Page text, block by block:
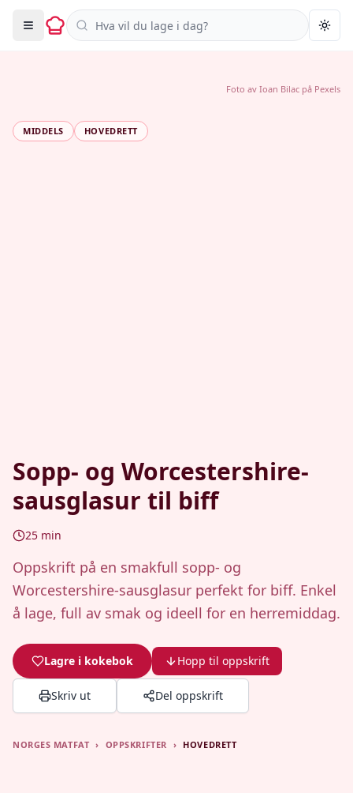
Søk i oppskrifter
MIDDELS HOVEDRETT
Sopp- og Worcestershire-
sausglasur til biff
25 min
Oppskrift på en smakfull sopp- og
Worcestershire-sausglasur perfekt for biff. Enkel
å lage, full av smak og ideell for en herremiddag.
Lagre i kokebok Hopp til oppskrift
Skriv ut Del oppskrift
Foto av Ioan Bilac på Pexels
NORGES MATFAT › OPPSKRIFTER › HOVEDRETT